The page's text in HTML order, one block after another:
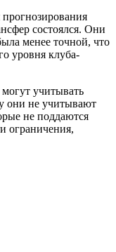
состоялся. Они
менее точной, что
уровня клуба-
учитывать
они не учитывают
не поддаются
ограничения,